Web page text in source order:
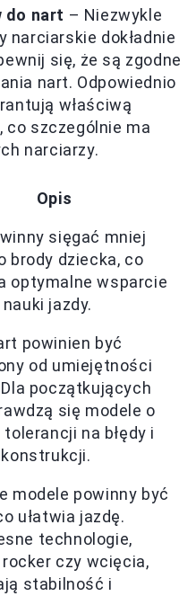
do nart – Niezwykle
narciarskie dokładnie
się, że są zgodne
nart. Odpowiednio
właściwą
szczególnie ma
narciarzy.
Opis
sięgać mniej
brody dziecka, co
optymalne wsparcie
jazdy.
powinien być
od umiejętności
początkujących
się modele o
na błędy i
modele powinny być
ułatwia jazdę.
technologie,
czy wcięcia,
stabilność i